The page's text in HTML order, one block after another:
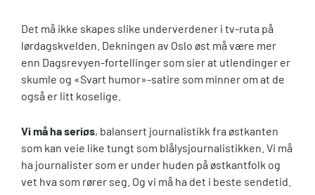
Det må ikke skapes slike underverdener i tv-ruta på
lørdagskvelden. Dekningen av Oslo øst må være mer
enn Dagsrevyen-fortellinger som sier at utlendinger er
skumle og «Svart humor»-satire som minner om at de
også er litt koselige.
Vi må ha seriøs, balansert journalistikk fra østkanten
som kan veie like tungt som blålysjournalistikken. Vi må
ha journalister som er under huden på østkantfolk og
vet hva som rører seg. Og vi må ha det i beste sendetid.